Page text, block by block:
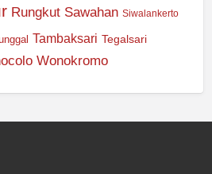
Rungkut Sawahan Siwalankerto
Tambaksari Tegalsari
Wonokromo